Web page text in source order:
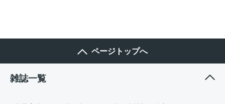
ページトップへ
雑誌一覧